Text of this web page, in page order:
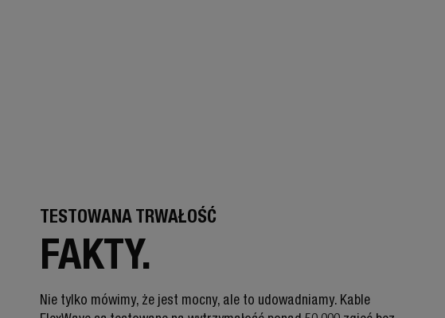
TESTOWANA TRWAŁOŚĆ
FAKTY.
Nie tylko mówimy, że jest mocny, ale to udowadniamy. Kable